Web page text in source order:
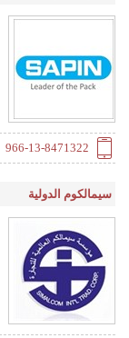
966-13-8471322
سيمالكوم الدولية